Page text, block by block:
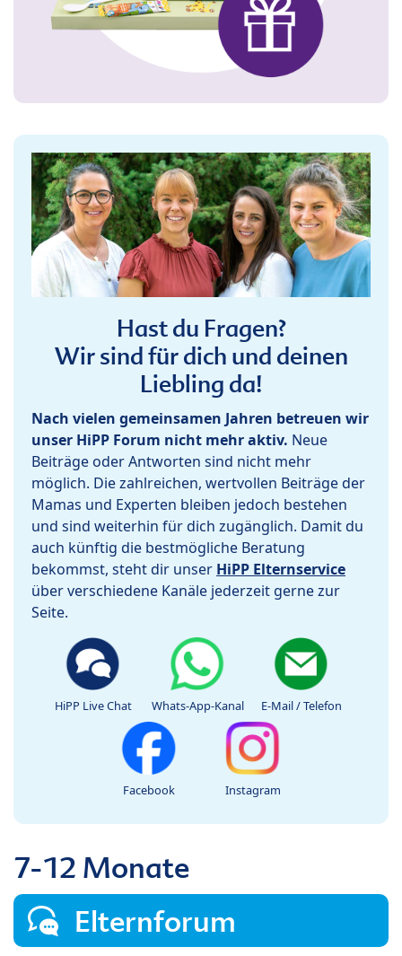
Hast du Fragen?
Wir sind für dich und deinen
Liebling da!
Nach vielen gemeinsamen Jahren betreuen wir
unser HiPP Forum nicht mehr aktiv. Neue
Beiträge oder Antworten sind nicht mehr
möglich. Die zahlreichen, wertvollen Beiträge der
Mamas und Experten bleiben jedoch bestehen
und sind weiterhin für dich zugänglich. Damit du
auch künftig die bestmögliche Beratung
bekommst, steht dir unser HiPP Elternservice
über verschiedene Kanäle jederzeit gerne zur
Seite.
HiPP Live Chat Whats-App-Kanal E-Mail / Telefon
Facebook Instagram
7-12 Monate
Elternforum